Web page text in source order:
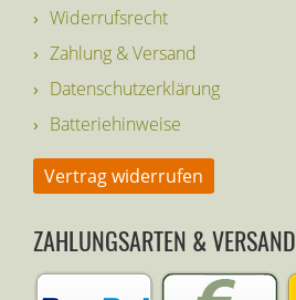
Widerrufsrecht
Zahlung & Versand
Datenschutzerklärung
Batteriehinweise
Vertrag widerrufen
ZAHLUNGSARTEN & VERSAND